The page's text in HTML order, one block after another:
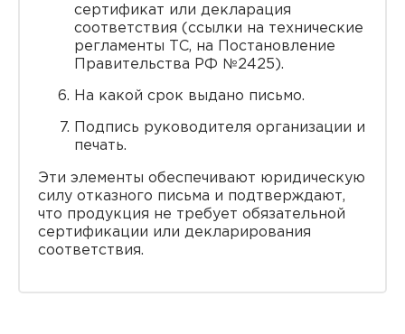
сертификат или декларация
соответствия (ссылки на технические
регламенты ТС, на Постановление
Правительства РФ №2425).
На какой срок выдано письмо.
Подпись руководителя организации и
печать.
Эти элементы обеспечивают юридическую
силу отказного письма и подтверждают,
что продукция не требует обязательной
сертификации или декларирования
соответствия.